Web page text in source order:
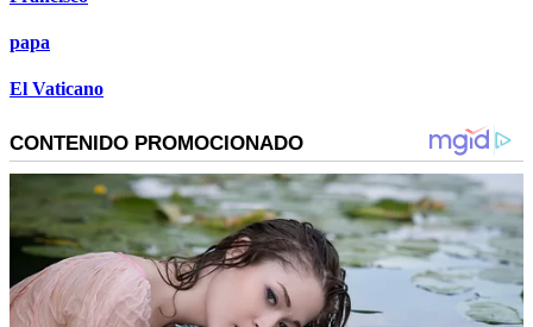
papa
El Vaticano